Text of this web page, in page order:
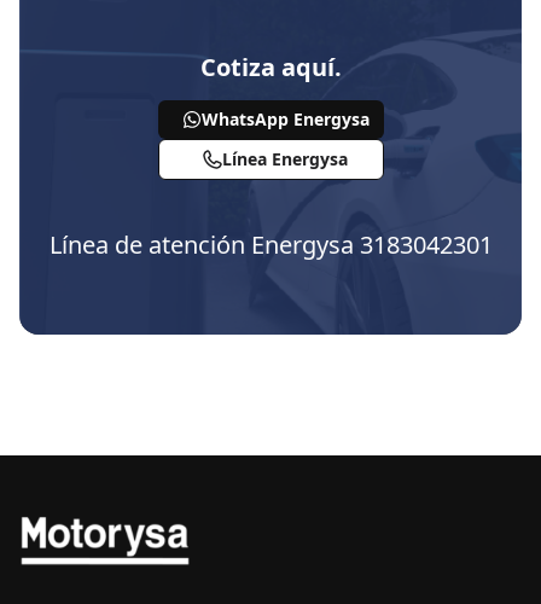
Cotiza aquí.
WhatsApp Energysa
Línea Energysa
Línea de atención Energysa 3183042301